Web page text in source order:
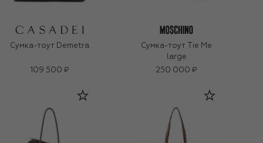
Сумка-тоут Demetra
109 500 ₽
Сумка-тоут Tie Me
large
250 000 ₽